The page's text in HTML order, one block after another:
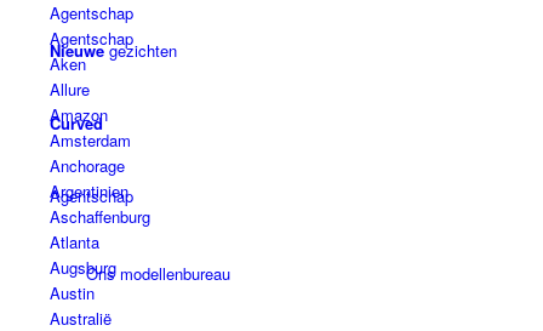
Nieuwegezichten
Curved
Agentschap
Ons modellenbureau
Agentschap
Agentschap
Aken
Allure
Amazon
Amsterdam
Anchorage
Argentinien
Aschaffenburg
Atlanta
Augsburg
Austin
Australië